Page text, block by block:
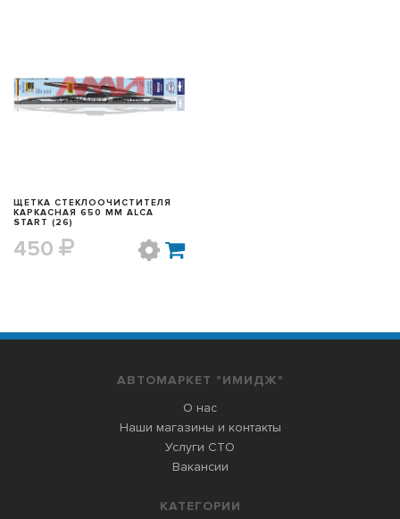
БЫСТРЫЙ ПРОСМОТР
ЩЕТКА СТЕКЛООЧИСТИТЕЛЯ
КАРКАСНАЯ 650 ММ ALCA
START (26)
450
АВТОМАРКЕТ "ИМИДЖ"
О нас
Наши магазины и контакты
Услуги СТО
Вакансии
КАТЕГОРИИ